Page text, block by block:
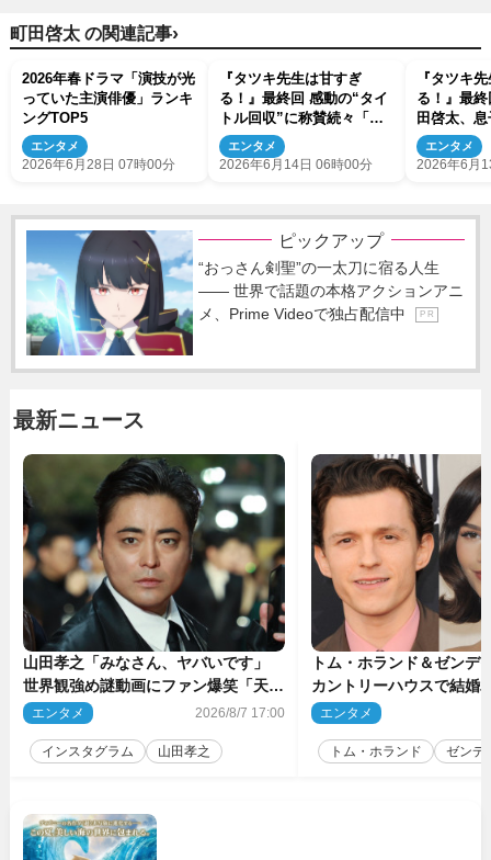
町田啓太 の関連記事›
2026年春ドラマ「演技が光
っていた主演俳優」ランキ
ングTOP5
エンタメ
2026年6月28日 07時00分
『タツキ先生は甘すぎ
る！』最終回 感動の“タイ
トル回収”に称賛続々「こ
ういうことだったのー！」
「泣いた」（ネタバレあ
エンタメ
2026年6月14日 06時00分
『タツキ
る！』最
田啓太、
の顔に触れ
エンタメ
2026年6月
ピックアップ
“おっさん剣聖”の一太刀に宿る人生
―― 世界で話題の本格アクションアニ
メ、Prime Videoで独占配信中
P R
最新ニュース
山田孝之「みなさん、ヤバいです」
世界観強め謎動画にファン爆笑「天才
だわ」
エンタメ 2026/8/7 17:00
インスタグラム 山田孝之
トム・ホランド＆ゼンデ
カントリーハウスで結
結婚指輪を身に着けたト
エンタメ
トム・ホランド ゼンデ